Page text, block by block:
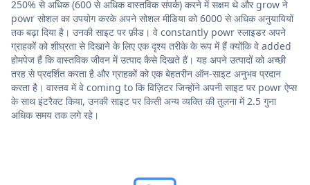
250% से अधिक (600 से अधिक वास्तविक संपर्क) करने में सक्षम थे और grow ने
powr सोशल का उपयोग करके अपने सोशल मीडिया को 6000 से अधिक अनुयायियों
तक बढ़ा दिया है। उनकी साइट पर फ़ीड। वे constantly powr स्लाइडर अपने
ग्राहकों को शीघ्रता से दिखाने के लिए एक दृश्य तरीके के रूप में हैं क्योंकि वे added
होमपेज हैं कि वास्तविक जीवन में उत्पाद कैसे दिखते हैं। यह अपने उत्पादों को अच्छी
तरह से प्रदर्शित करता है और ग्राहकों को एक बेहतरीन ऑन-साइट अनुभव प्रदान
करता है। वास्तव में वे coming to कि विज़िटर जिन्होंने अपनी साइट पर powr ऐप्स
के साथ इंटरैक्ट किया, उनकी साइट पर किसी अन्य व्यक्ति की तुलना में 2.5 गुना
अधिक समय तक लगे रहे।